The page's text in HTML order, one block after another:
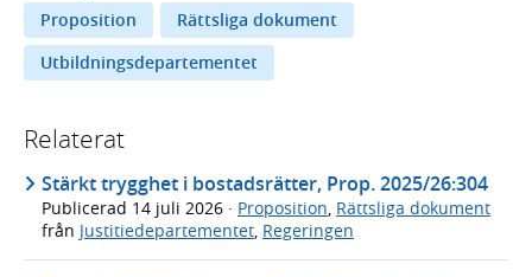
Proposition
Rättsliga dokument
Utbildningsdepartementet
Relaterat
Stärkt trygghet i bostadsrätter, Prop. 2025/26:304
Publicerad 14 juli 2026 · Proposition, Rättsliga dokument
från Justitiedepartementet, Regeringen